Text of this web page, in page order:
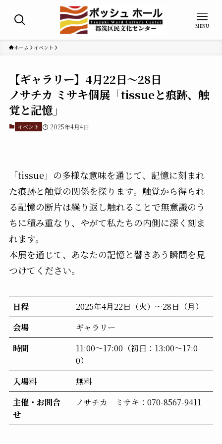
MENU
ホーム イベント
【ギャラリー】4月22日～28日
ノサチカ ミサキ個展「tissueと痕跡、触
覚と記憶」
イベント 2025年4月4日
「tissue」の多様な意味を通じて、記憶に刻まれ
た痕跡と触覚の関係を探ります。触覚から得られ
る記憶の断片は繰り返し触れることで無意識のう
ちに積み重なり、やがて私たちの内側に深く刻ま
れます。
本展を通じて、あなたの記憶と響きあう瞬間を見
つけてください。
日程
2025年4月22日（火）～28日（月）
会場
ギャラリー
時間
11:00～17:00（初日：13:00～17:0
0）
入場料
無料
主催・お問合
せ
ノサチカ ミサキ：070-8567-9411